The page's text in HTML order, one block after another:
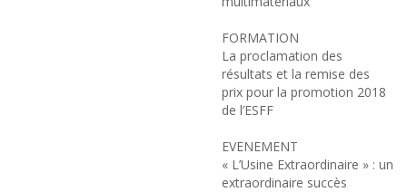
FORMATION
La proclamation des
résultats et la remise des
prix pour la promotion 2018
de l’ESFF
EVENEMENT
« L’Usine Extraordinaire » : un
extraordinaire succès